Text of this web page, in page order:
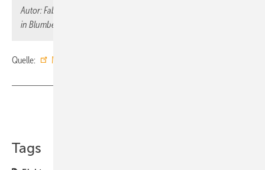
Autor: Fabio Fuoco ist Junior-Produktmanager bei Metz Connect
in Blumberg.
Quelle: Metz Connect
Tags